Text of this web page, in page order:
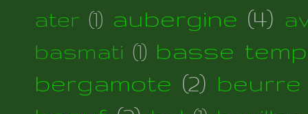
ater (1) aubergine (4)
basmati (1) basse
bergamote (2) beurre